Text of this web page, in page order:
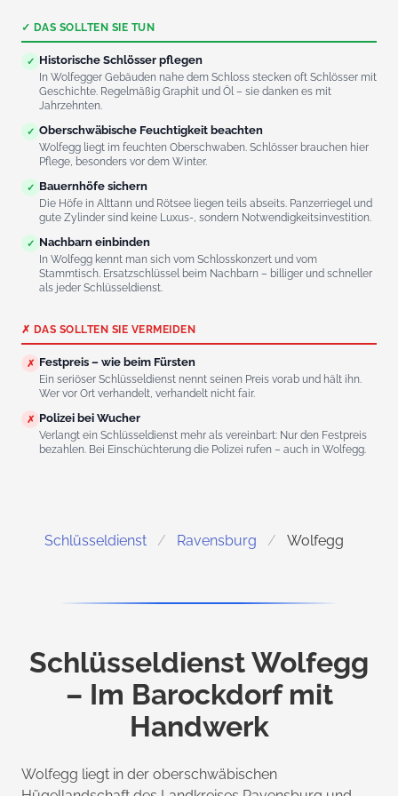
✓ DAS SOLLTEN SIE TUN
✓ Historische Schlösser pflegen
In Wolfegger Gebäuden nahe dem Schloss stecken oft Schlösser mit
Geschichte. Regelmäßig Graphit und Öl – sie danken es mit
Jahrzehnten.
✓ Oberschwäbische Feuchtigkeit beachten
Wolfegg liegt im feuchten Oberschwaben. Schlösser brauchen hier
Pflege, besonders vor dem Winter.
✓ Bauernhöfe sichern
Die Höfe in Alttann und Rötsee liegen teils abseits. Panzerriegel und
gute Zylinder sind keine Luxus-, sondern Notwendigkeitsinvestition.
✓ Nachbarn einbinden
In Wolfegg kennt man sich vom Schlosskonzert und vom
Stammtisch. Ersatzschlüssel beim Nachbarn – billiger und schneller
als jeder Schlüsseldienst.
✗ DAS SOLLTEN SIE VERMEIDEN
✗ Festpreis – wie beim Fürsten
Ein seriöser Schlüsseldienst nennt seinen Preis vorab und hält ihn.
Wer vor Ort verhandelt, verhandelt nicht fair.
✗ Polizei bei Wucher
Verlangt ein Schlüsseldienst mehr als vereinbart: Nur den Festpreis
bezahlen. Bei Einschüchterung die Polizei rufen – auch in Wolfegg.
Schlüsseldienst Ravensburg Wolfegg
Schlüsseldienst Wolfegg
– Im Barockdorf mit
Handwerk
Wolfegg liegt in der oberschwäbischen